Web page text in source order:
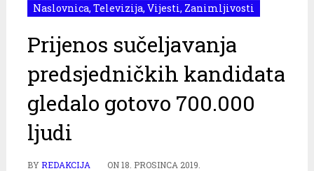
Naslovnica, Televizija, Vijesti, Zanimljivosti
Prijenos sučeljavanja
predsjedničkih kandidata
gledalo gotovo 700.000
ljudi
BYREDAKCIJA ON18. PROSINCA 2019.